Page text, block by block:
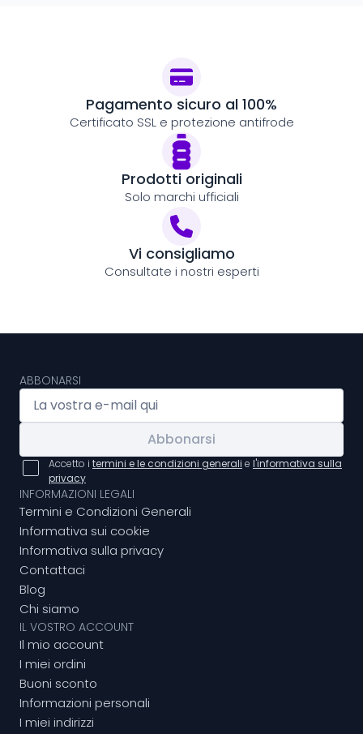
Pagamento sicuro al 100%
Certificato SSL e protezione antifrode
Prodotti originali
Solo marchi ufficiali
Vi consigliamo
Consultate i nostri esperti
ABBONARSI
Abbonarsi
Accetto i termini e le condizioni generali e l'informativa sulla
privacy
INFORMAZIONI LEGALI
Termini e Condizioni Generali
Informativa sui cookie
Informativa sulla privacy
Contattaci
Blog
Chi siamo
IL VOSTRO ACCOUNT
Il mio account
I miei ordini
Buoni sconto
Informazioni personali
I miei indirizzi